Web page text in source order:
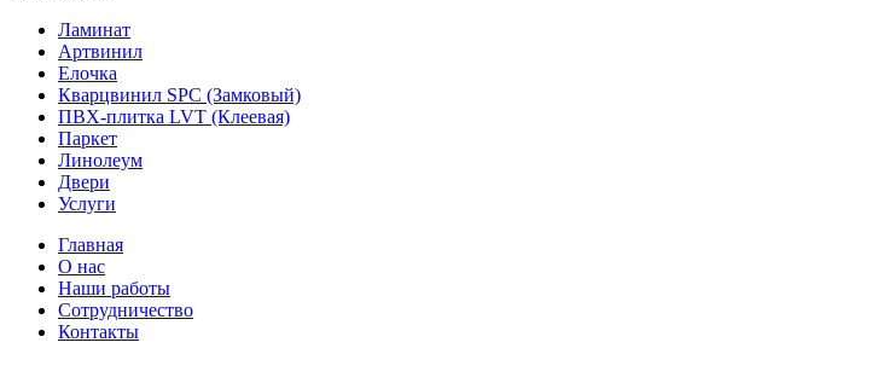
Ламинат
Артвинил
Елочка
Кварцвинил SPC (Замковый)
ПВХ-плитка LVT (Клеевая)
Паркет
Линолеум
Двери
Услуги
Главная
О нас
Наши работы
Сотрудничество
Контакты